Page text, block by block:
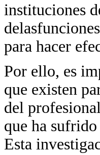
instituciones
para hacer
Por ello, es
que existen
del
que ha
Esta